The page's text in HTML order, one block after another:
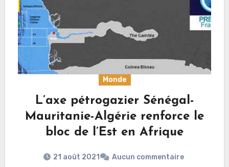
Monde
L’axe pétrogazier Sénégal-
Mauritanie-Algérie renforce le
bloc de l’Est en Afrique
21 août 2021 Aucun commentaire